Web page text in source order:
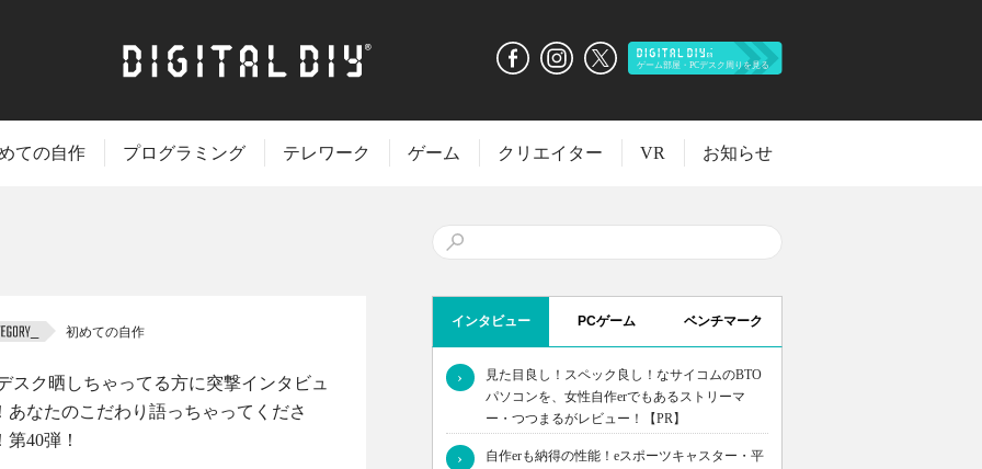
ての自作 プログラミング テレワーク ゲーム クリエイター VR お知らせ
初めての自作
スク晒しちゃってる方に突撃インタビュ
あなたのこだわり語っちゃってくださ
第40弾！
インタビュー PCゲーム ベンチマーク
›
見た目良し！スペック良し！なサイコムのBTO
パソコンを、女性自作erでもあるストリーマ
ー・つつまるがレビュー！【PR】
›
自作erも納得の性能！eスポーツキャスター・平